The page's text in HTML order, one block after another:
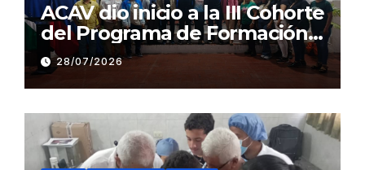
ACAV dio inicio a la III Cohorte
del Programa de Formación
en Producción y Manejo de
Sistemas Sustentables de
Café
28/07/2026